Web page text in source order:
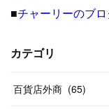
(8 )
(17
(12)
19)
(13
(14)
27)
(29
(24)
31
(26
(20)
40
(55
(38)
(33
(46)
■チャーリーのブ
カテゴリ
百貨店外商 (65)